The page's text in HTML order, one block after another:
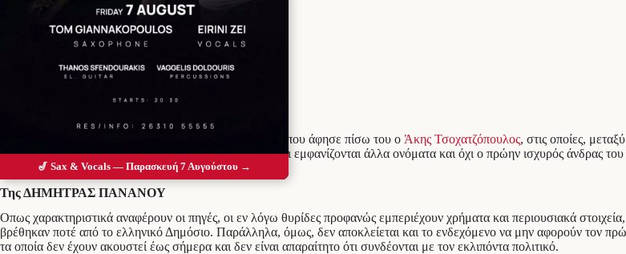
προτιμώμενη πηγή στο Google
Αποκαλύψεις φαίνεται ότι «κρύβουν» οι τρεις διαθήκες που άφησε πίσω του ο Άκης Τσοχατζόπουλος, στις οποίες,
αποκλειστικές πληροφορίες της Realnews, ως δικαιούχοι εμφανίζονται άλλα ονόματα και όχι ο πρώην ισχυρός
αποτελέσει έκπληξη για πολλούς.
Της ΔΗΜΗΤΡΑΣ ΠΑΝΑΝΟΥ
Οπως χαρακτηριστικά αναφέρουν οι πηγές, οι εν λόγω θυρίδες προφανώς εμπεριέχουν χρήματα και περιουσιακά
βρέθηκαν ποτέ από το ελληνικό Δημόσιο. Παράλληλα, όμως, δεν αποκλείεται και το ενδεχόμενο να μην αφορούν τον
τα οποία δεν έχουν ακουστεί έως σήμερα και δεν είναι απαραίτητο ότι συνδέονται με τον εκλιπόντα πολιτικό.
🎷 Sax & Vocals — Παρασκευή 7 Αυγούστου →